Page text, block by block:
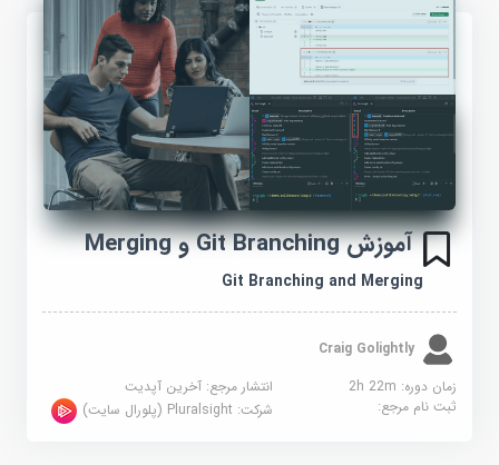
آموزش Git Branching و Merging
Git Branching and Merging
Craig Golightly
زمان دوره: 2h 22m
انتشار مرجع:آخرین آپدیت
ثبت نام مرجع:
شرکت:Pluralsight (پلورال سایت)